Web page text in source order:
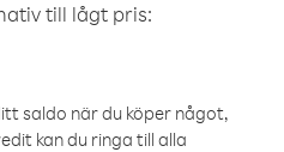
till lågt pris:
saldo när du köper något,
kan du ringa till alla